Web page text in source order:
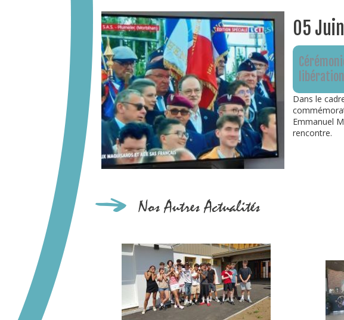
05
Dans le
Emmanuel
rencontre.
Nos Autres Actualités